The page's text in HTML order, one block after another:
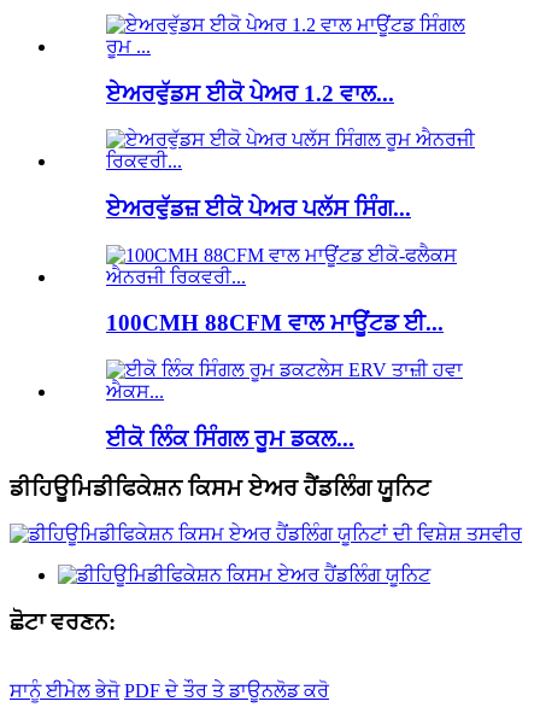
ਏਅਰਵੁੱਡਸ ਈਕੋ ਪੇਅਰ 1.2 ਵਾਲ...
ਏਅਰਵੁੱਡਜ਼ ਈਕੋ ਪੇਅਰ ਪਲੱਸ ਸਿੰਗ...
100CMH 88CFM ਵਾਲ ਮਾਊਂਟਡ ਈ...
ਈਕੋ ਲਿੰਕ ਸਿੰਗਲ ਰੂਮ ਡਕਲ...
ਡੀਹਿਊਮਿਡੀਫਿਕੇਸ਼ਨ ਕਿਸਮ ਏਅਰ ਹੈਂਡਲਿੰਗ ਯੂਨਿਟ
ਛੋਟਾ ਵਰਣਨ:
ਸਾਨੂੰ ਈਮੇਲ ਭੇਜੋ PDF ਦੇ ਤੌਰ ਤੇ ਡਾਊਨਲੋਡ ਕਰੋ